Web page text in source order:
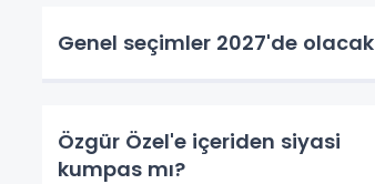
Genel seçimler 2027'de olacak
Özgür Özel'e içeriden siyasi
kumpas mı?